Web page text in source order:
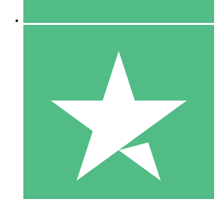
10 Downloaden
20 00